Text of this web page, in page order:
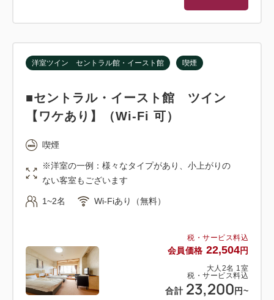
税・サービス料込
会員価格 22,504円
大人 2名 1室
税・サービス料込
合計 23,200 円~
洋室ツイン セントラル館・イースト館 喫煙
■セントラル・イースト館 ツイン
【ワケあり】（Wi-Fi 可）
喫煙
※洋室の一例：様々なタイプがあり、小上がりの
ない客室もございます
1~2名 Wi-Fiあり（無料）